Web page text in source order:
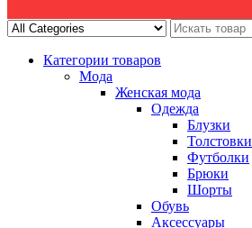
Категории товаров
Мода
Женская мода
Одежда
Блузки
Толстовки
Футболки
Брюки
Шорты
Обувь
Аксессуары